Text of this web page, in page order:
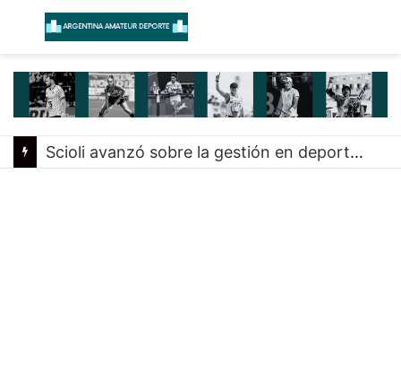
Menú
Scioli avanzó sobre la gestión en deportes con las federaciones nacionales